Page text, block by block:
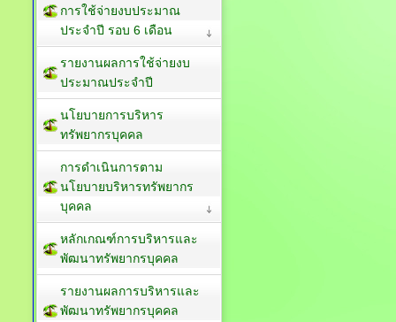
การใช้จ่ายงบประมาณ
ประจำปี รอบ 6 เดือน
รายงานผลการใช้จ่ายงบ
ประมาณประจำปี
นโยบายการบริหาร
ทรัพยากรบุคคล
การดำเนินการตาม
นโยบายบริหารทรัพยากร
บุคคล
หลักเกณฑ์การบริหารและ
พัฒนาทรัพยากรบุคคล
รายงานผลการบริหารและ
พัฒนาทรัพยากรบุคคล